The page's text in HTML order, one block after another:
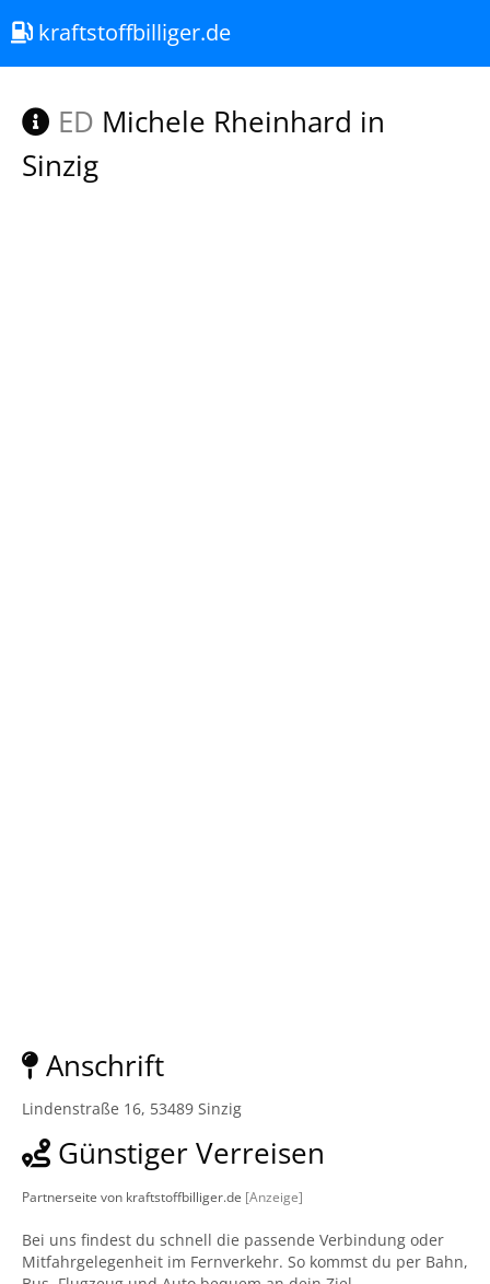
kraftstoffbilliger.de
ED Michele Rheinhard in
Sinzig
Anschrift
Lindenstraße 16, 53489 Sinzig
Günstiger Verreisen
Partnerseite von kraftstoffbilliger.de [Anzeige]
Bei uns findest du schnell die passende Verbindung oder
Mitfahrgelegenheit im Fernverkehr. So kommst du per Bahn,